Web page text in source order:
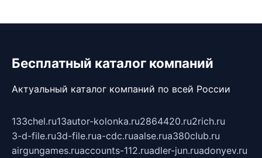
Бесплатный каталог компаний
Актуальный каталог компаний по всей России
133chel.ru13autor-kolonka.ru2864420.ru2rich.ru
3-d-file.ru3d-file.rua-cdc.ruaalse.rua380club.ru
airgungames.ruaccounts-112.ruadler-jun.ruadonyev.ru